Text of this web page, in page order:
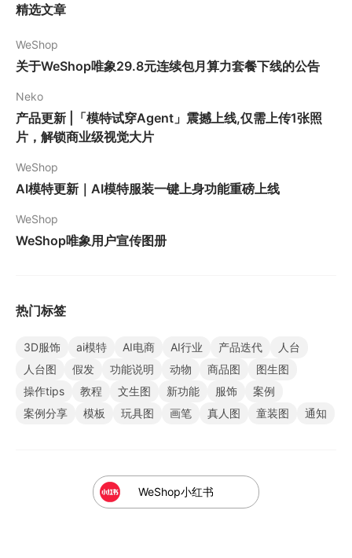
精选文章
WeShop
关于WeShop唯象29.8元连续包月算力套餐下线的公告
Neko
产品更新 |「模特试穿Agent」震撼上线,仅需上传1张照
片，解锁商业级视觉大片
WeShop
AI模特更新｜AI模特服装一键上身功能重磅上线
WeShop
WeShop唯象用户宣传图册
热门标签
3D服饰 ai模特 AI电商 AI行业 产品迭代
人台
人台图
假发 功能说明 动物 商品图
图生图
操作tips
教程 文生图 新功能 服饰
案例
案例分享
模板 玩具图 画笔 真人图 童装图 通知
WeShop小红书